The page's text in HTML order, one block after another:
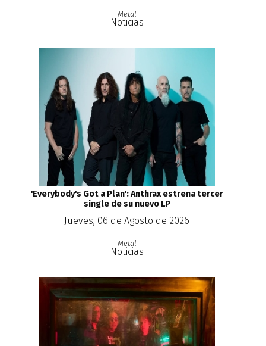
Metal
Noticias
'Everybody's Got a Plan': Anthrax estrena tercer
single de su nuevo LP
Jueves, 06 de Agosto de 2026
Metal
Noticias